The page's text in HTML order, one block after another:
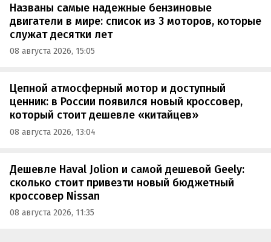
Названы самые надежные бензиновые
двигатели в мире: список из 3 моторов, которые
служат десятки лет
08 августа 2026, 15:05
Цепной атмосферный мотор и доступный
ценник: в России появился новый кроссовер,
который стоит дешевле «китайцев»
08 августа 2026, 13:04
Дешевле Haval Jolion и самой дешевой Geely:
сколько стоит привезти новый бюджетный
кроссовер Nissan
08 августа 2026, 11:35